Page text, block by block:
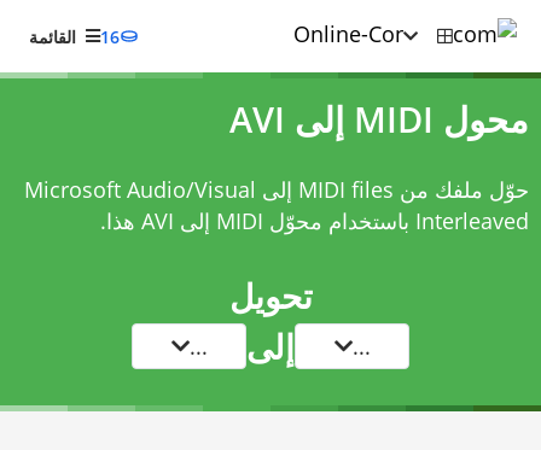
16 القائمة
محول MIDI إلى AVI
حوّل ملفك من MIDI files إلى Microsoft Audio/Visual
Interleaved باستخدام
محوّل MIDI إلى AVI هذا.
تحويل
... إلى ...